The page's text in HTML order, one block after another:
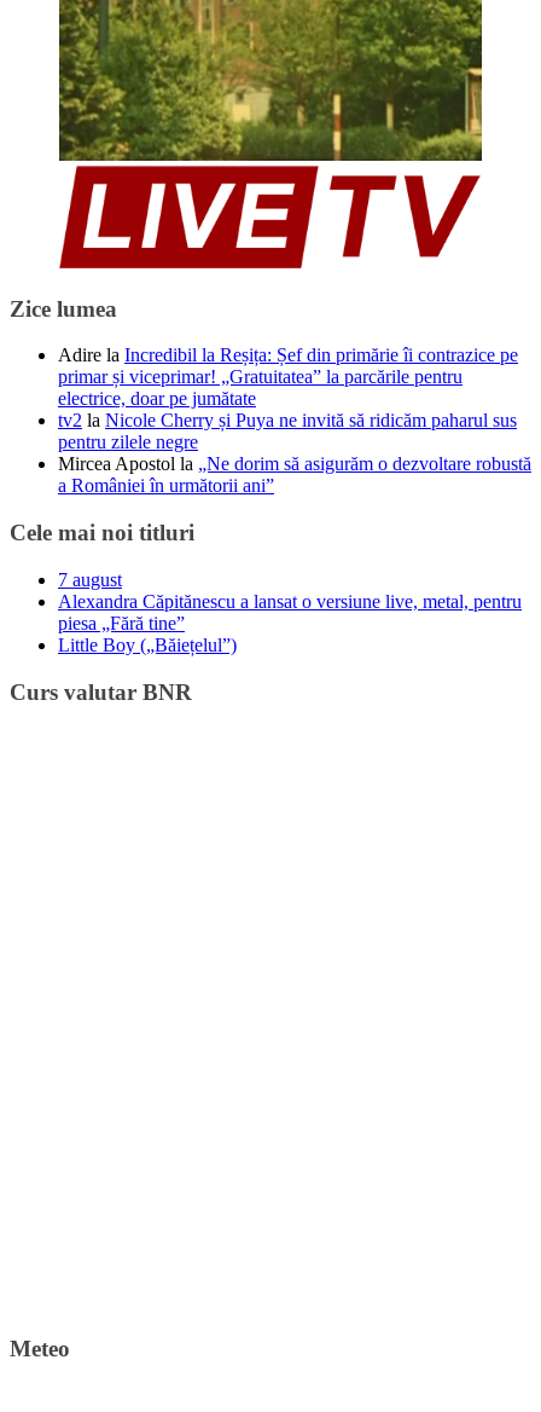
Zice lumea
Adire la Incredibil la Reșița: Șef din primărie îi contrazice pe
primar și viceprimar! „Gratuitatea” la parcările pentru
electrice, doar pe jumătate
tv2 la Nicole Cherry și Puya ne invită să ridicăm paharul sus
pentru zilele negre
Mircea Apostol la „Ne dorim să asigurăm o dezvoltare robustă
a României în următorii ani”
Cele mai noi titluri
7 august
Alexandra Căpitănescu a lansat o versiune live, metal, pentru
piesa „Fără tine”
Little Boy („Băiețelul”)
Curs valutar BNR
Meteo